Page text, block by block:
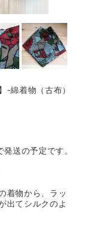
-綿着物（古布）
送の予定です。
着物から、ラッ
出てシルクのよ